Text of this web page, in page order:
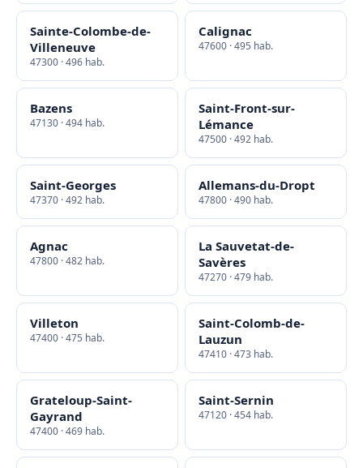
Sainte-Colombe-de-
Villeneuve
47300 · 496 hab.
Calignac
47600 · 495 hab.
Bazens
47130 · 494 hab.
Saint-Front-sur-
Lémance
47500 · 492 hab.
Saint-Georges
47370 · 492 hab.
Allemans-du-Dropt
47800 · 490 hab.
Agnac
47800 · 482 hab.
La Sauvetat-de-
Savères
47270 · 479 hab.
Villeton
47400 · 475 hab.
Saint-Colomb-de-
Lauzun
47410 · 473 hab.
Grateloup-Saint-
Gayrand
47400 · 469 hab.
Saint-Sernin
47120 · 454 hab.